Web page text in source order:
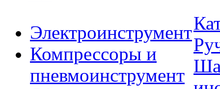
Электроинструмент
Компрессоры и
пневмоинструмент